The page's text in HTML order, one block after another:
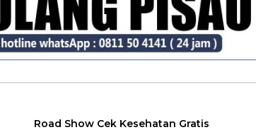
Road Show Cek Kesehatan Gratis